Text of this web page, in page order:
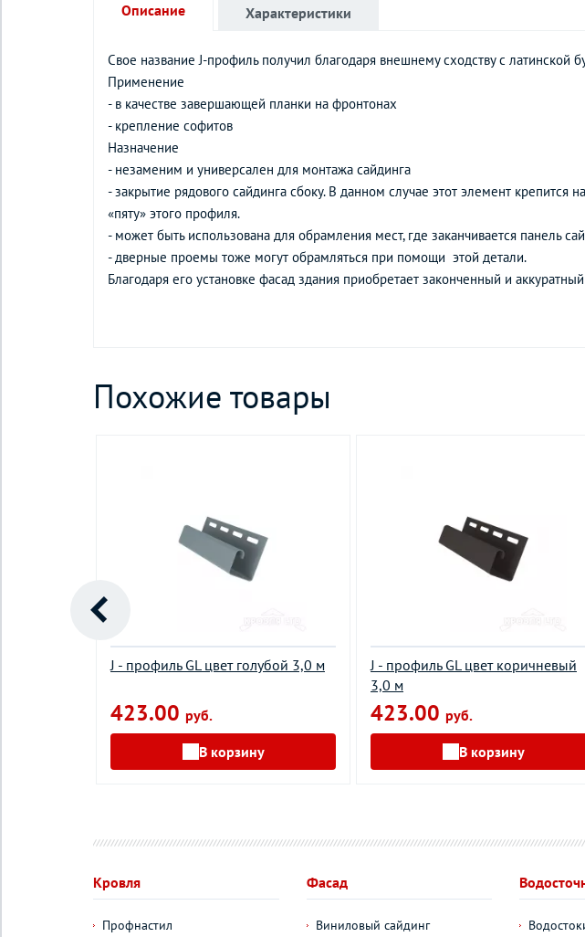
Описание
Свое название J-профиль получил благодаря внешнему сходству с латинской
Применение
- в качестве завершающей планки на фронтонах
- крепление софитов
Назначение
- незаменим и универсален для монтажа сайдинга
- закрытие рядового сайдинга сбоку. В данном случае этот элемент крепится
«пяту» этого профиля.
- может быть использована для обрамления мест, где заканчивается панель
- дверные проемы тоже могут обрамляться при помощи этой детали.
Благодаря его установке фасад здания приобретает законченный и
Характеристики
Похожие товары
J - профиль GL цвет голубой 3,0 м
423.00 руб.
В корзину
J - профиль GL цвет коричневый
3,0 м
423.00 руб.
В корзину
Кровля
Профнастил
Фасад
Виниловый сайдинг